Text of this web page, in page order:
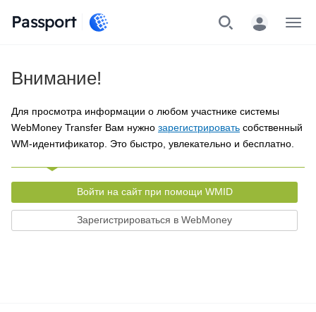
Passport
Внимание!
Для просмотра информации о любом участнике системы
WebMoney Transfer Вам нужно зарегистрировать собственный
WM-идентификатор. Это быстро, увлекательно и бесплатно.
Войти на сайт при помощи WMID
Зарегистрироваться в WebMoney